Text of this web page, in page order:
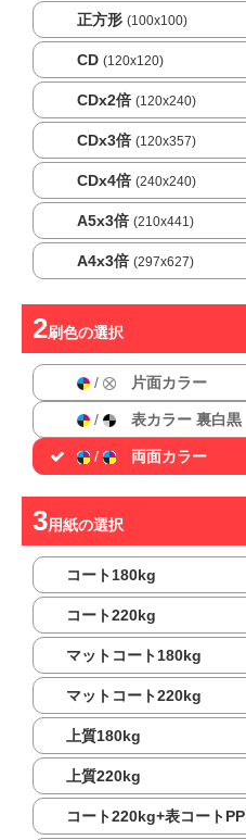
正方形 (100x100)
CD (120x120)
CDx2倍 (120x240)
CDx3倍 (120x357)
CDx4倍 (240x240)
A5x3倍 (210x441)
A4x3倍 (297x627)
刷色の選択
/ 片面カラー
/ 表カラー 裏白黒
/ 両面カラー
用紙の選択
コート180kg
コート220kg
マットコート180kg
マットコート220kg
上質180kg
上質220kg
コート220kg+表コートPP